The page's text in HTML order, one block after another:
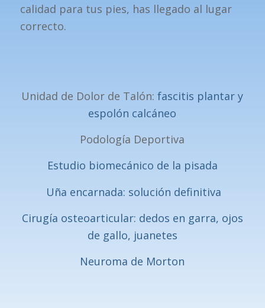
calidad para tus pies, has llegado al lugar
correcto.
Unidad de Dolor de Talón:fascitis plantar y
espolón calcáneo
Podología Deportiva
Estudio biomecánico de la pisada
Uña encarnada: solución definitiva
Cirugía osteoarticular: dedos en garra, ojos
de gallo, juanetes
Neuroma de Morton